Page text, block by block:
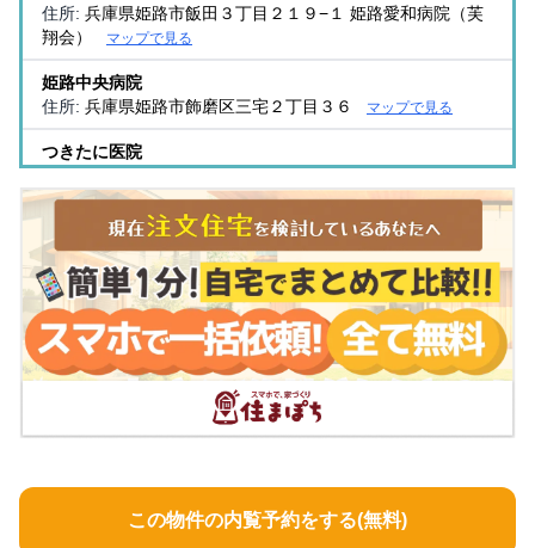
住所: 兵庫県姫路市飯田３丁目２１９−１ 姫路愛和病院（芙
翔会）
マップで見る
姫路中央病院
住所: 兵庫県姫路市飾磨区三宅２丁目３６ マップで見る
つきたに医院
松浦病院
住所:
辰巳内科医院
住所:兵庫県姫路市飯田３丁目９７ マップで見る
城南病院
住所:兵庫県姫路市本町２３１ マップで見る
兵庫県姫路市飾磨区清水１０８ マップで見る
この物件の内覧予約をする(無料)